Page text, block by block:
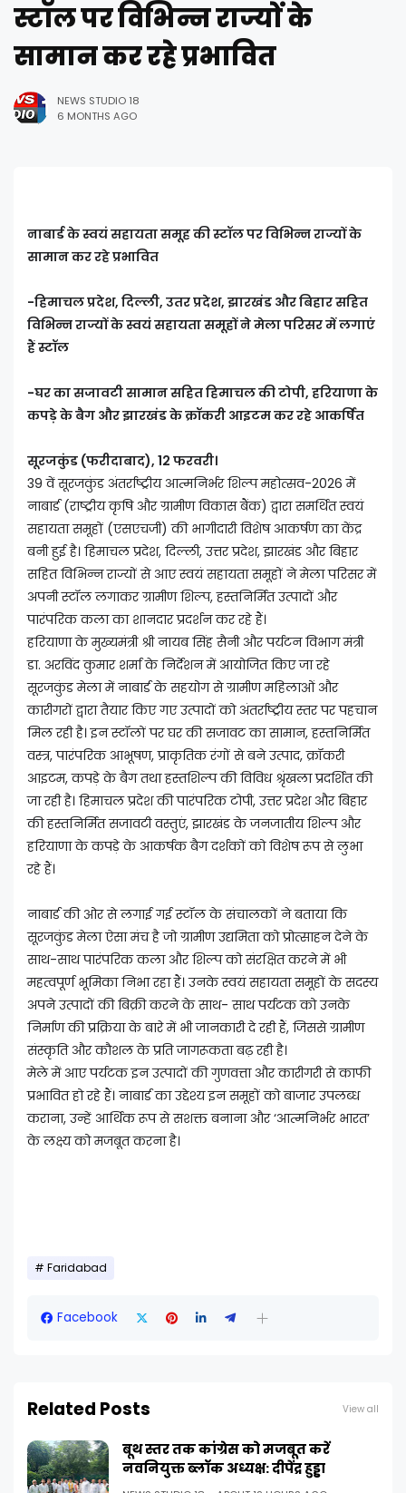
स्टॉल पर विभिन्न राज्यों के
सामान कर रहे प्रभावित
NEWS STUDIO 18
6 MONTHS AGO
नाबार्ड के स्वयं सहायता समूह की स्टॉल पर विभिन्न राज्यों के
सामान कर रहे प्रभावित
-हिमाचल प्रदेश, दिल्ली, उतर प्रदेश, झारखंड और बिहार सहित
विभिन्न राज्यों के स्वयं सहायता समूहों ने मेला परिसर में लगाएं
हैं स्टॉल
-घर का सजावटी सामान सहित हिमाचल की टोपी, हरियाणा के
कपड़े के बैग और झारखंड के क्रॉकरी आइटम कर रहे आकर्षित
सूरजकुंड (फरीदाबाद), 12 फरवरी।
39 वें सूरजकुंड अंतर्राष्ट्रीय आत्मनिर्भर शिल्प महोत्सव-2026 में
नाबार्ड (राष्ट्रीय कृषि और ग्रामीण विकास बैंक) द्वारा समर्थित स्वयं
सहायता समूहों (एसएचजी) की भागीदारी विशेष आकर्षण का केंद्र
बनी हुई है। हिमाचल प्रदेश, दिल्ली, उत्तर प्रदेश, झारखंड और बिहार
सहित विभिन्न राज्यों से आए स्वयं सहायता समूहों ने मेला परिसर में
अपनी स्टॉल लगाकर ग्रामीण शिल्प, हस्तनिर्मित उत्पादों और
पारंपरिक कला का शानदार प्रदर्शन कर रहे हैं।
हरियाणा के मुख्यमंत्री श्री नायब सिंह सैनी और पर्यटन विभाग मंत्री
डा. अरविंद कुमार शर्मा के निर्देशन में आयोजित किए जा रहे
सूरजकुंड मेला में नाबार्ड के सहयोग से ग्रामीण महिलाओं और
कारीगरों द्वारा तैयार किए गए उत्पादों को अंतर्राष्ट्रीय स्तर पर पहचान
मिल रही है। इन स्टॉलों पर घर की सजावट का सामान, हस्तनिर्मित
वस्त्र, पारंपरिक आभूषण, प्राकृतिक रंगों से बने उत्पाद, क्रॉकरी
आइटम, कपड़े के बैग तथा हस्तशिल्प की विविध श्रृंखला प्रदर्शित की
जा रही है। हिमाचल प्रदेश की पारंपरिक टोपी, उत्तर प्रदेश और बिहार
की हस्तनिर्मित सजावटी वस्तुएं, झारखंड के जनजातीय शिल्प और
हरियाणा के कपड़े के आकर्षक बैग दर्शकों को विशेष रूप से लुभा
रहे हैं।
नाबार्ड की ओर से लगाई गई स्टॉल के संचालकों ने बताया कि
सूरजकुंड मेला ऐसा मंच है जो ग्रामीण उद्यमिता को प्रोत्साहन देने के
साथ-साथ पारंपरिक कला और शिल्प को संरक्षित करने में भी
महत्वपूर्ण भूमिका निभा रहा हैं। उनके स्वयं सहायता समूहों के सदस्य
अपने उत्पादों की बिक्री करने के साथ- साथ पर्यटक को उनके
निर्माण की प्रक्रिया के बारे में भी जानकारी दे रही हैं, जिससे ग्रामीण
संस्कृति और कौशल के प्रति जागरूकता बढ़ रही है।
मेले में आए पर्यटक इन उत्पादों की गुणवत्ता और कारीगरी से काफी
प्रभावित हो रहे हैं। नाबार्ड का उद्देश्य इन समूहों को बाजार उपलब्ध
कराना, उन्हें आर्थिक रूप से सशक्त बनाना और ‘आत्मनिर्भर भारत’
के लक्ष्य को मजबूत करना है।
Faridabad
Facebook
Related Posts View all
बूथ स्तर तक कांग्रेस को मजबूत करें
नवनियुक्त ब्लॉक अध्यक्ष: दीपेंद्र हुड्डा